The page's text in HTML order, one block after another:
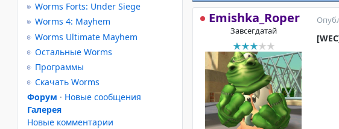
Emishka_Roper
Завсегдатай
Worms Forts: Under Siege
Worms 4: Mayhem
Worms Ultimate Mayhem
Остальные Worms
Программы
Скачать Worms
Форум · Новые сообщения
Галерея
Новые комментарии